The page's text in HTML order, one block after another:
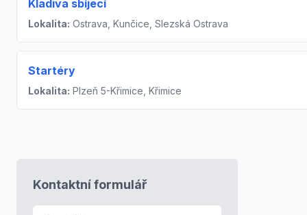
Kladiva sbíjecí
Lokalita: Ostrava, Kunčice, Slezská Ostrava
Startéry
Lokalita: Plzeň 5-Křimice, Křimice
Kontaktní formulář